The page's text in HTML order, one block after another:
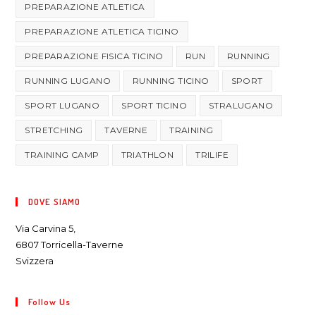
PREPARAZIONE ATLETICA
PREPARAZIONE ATLETICA TICINO
PREPARAZIONE FISICA TICINO RUN RUNNING
RUNNING LUGANO RUNNING TICINO SPORT
SPORT LUGANO SPORT TICINO STRALUGANO
STRETCHING TAVERNE TRAINING
TRAINING CAMP TRIATHLON TRILIFE
DOVE SIAMO
Via Carvina 5,
6807 Torricella-Taverne
Svizzera
Follow Us